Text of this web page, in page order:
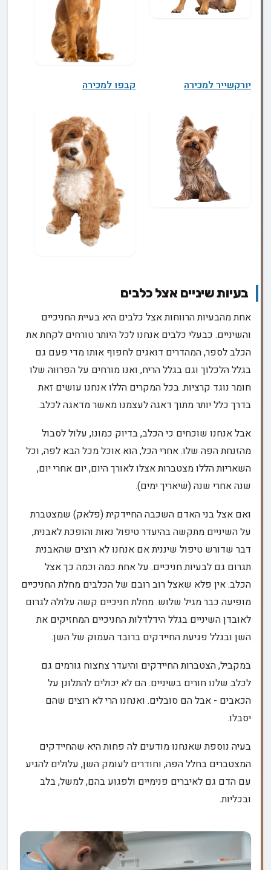
יורקשייר למכירה קבפו למכירה
בעיות שיניים אצל כלבים
אחת מהבעיות הרווחות אצל כלבים היא בעיית החניכיים
והשיניים. כבעלי כלבים אנחנו לכל היותר טורחים לקחת את
הכלב לספר, המהדרים דואגים לחפוף אותו מדי פעם גם
בגלל הלכלוך וגם בגלל הריח, ואנו מורחים על הפרווה שלו
חומר נוגד קרציות. בכל המקרים הללו אנחנו עושים זאת
בדרך כלל יותר מתוך דאגה לעצמנו מאשר מדאגה לכלב.
אבל אנחנו שוכחים כי הכלב, בדיוק כמונו, עלול לסבול
מהזנחת הפה שלו. אחרי הכל, הוא אוכל מכל הבא לפה, וכל
השאריות הללו מצטברות אצלו לאורך היום, יום אחרי יום,
שנה אחרי שנה (שיאריך ימים).
ואם אצל בני האדם השכבה החיידקית (פלאק) שמצטברת
על השיניים מתקשה בהיעדר טיפול נאות והופכת לאבנית,
דבר שדורש טיפול שיננית אם אנחנו לא רוצים שהאבנית
תגרום גם לבעיות חניכיים. על אחת כמה וכמה כך אצל
הכלב. אין פלא שאצל רוב רובם של הכלבים מחלת החניכיים
מופיעה כבר מגיל שלוש. מחלת חניכיים קשה עלולה לגרום
לאובדן השיניים בגלל הידלדלות החניכיים המחזיקים את
השן ובגלל פגיעת החיידקים ברובד העמוק של השן.
במקביל, הצטברות החיידקים והיעדר צחצוח גורמים גם
לכלב שלנו חורים בשיניים. הם לא יכולים להתלונן על
הכאבים - אבל הם סובלים. ואנחנו הרי לא רוצים שהם
יסבלו.
בעיה נוספת שאנחנו מודעים לה פחות היא שהחיידקים
המצטברים בחלל הפה, וחודרים לעומק השן, עלולים להגיע
עם הדם גם לאיברים פנימיים ולפגוע בהם, למשל, בלב
ובכליות.